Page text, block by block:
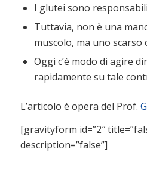
I glutei sono
Tuttavia, non è una
muscolo, ma uno
Oggi c’è modo di agire
rapidamente su tale
L’articolo è opera del Prof.
[gravityform id=”2″
description=”false”]